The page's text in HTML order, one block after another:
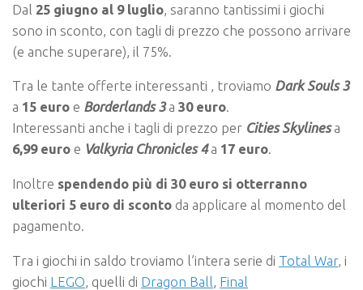
Dal 25 giugno al 9 luglio , saranno tantissimi i giochi
sono in sconto, con tagli di prezzo che possono arrivare
(e anche superare), il 75%.
Tra le tante offerte interessanti , troviamo Dark Souls 3
a 15 euro e Borderlands 3 a 30 euro.
Interessanti anche i tagli di prezzo per Cities Skylines a
6,99 euro e Valkyria Chronicles 4a 17 euro.
Inoltre spendendo più di 30 euro si otterranno
ulteriori 5 euro di sconto da applicare al momento del
pagamento.
Tra i giochi in saldo troviamo l’intera serie di Total War, i
giochi LEGO, quelli di Dragon Ball, Final